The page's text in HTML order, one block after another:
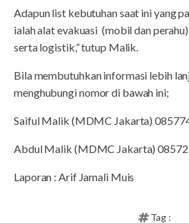
Adapun list kebutuhan saat ini yang
ialah alat evakuasi (mobil dan
serta logistik,” tutup Malik.
Bila membutuhkan informasi lebih
menghubungi nomor di bawah ini;
Saiful Malik (MDMC Jakarta)
Abdul Malik (MDMC Jakarta)
Laporan : Arif Jamali Muis
Tag :